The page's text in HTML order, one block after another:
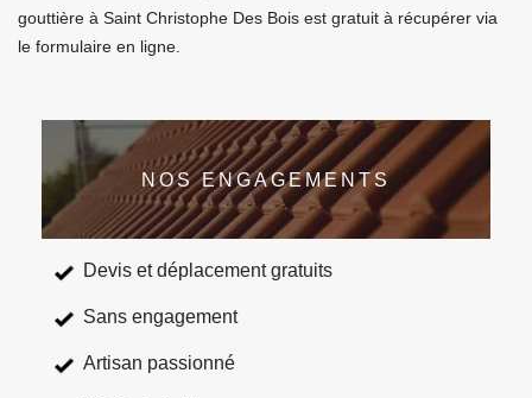
gouttière à Saint Christophe Des Bois est gratuit à récupérer via
le formulaire en ligne.
NOS ENGAGEMENTS
Devis et déplacement gratuits
Sans engagement
Artisan passionné